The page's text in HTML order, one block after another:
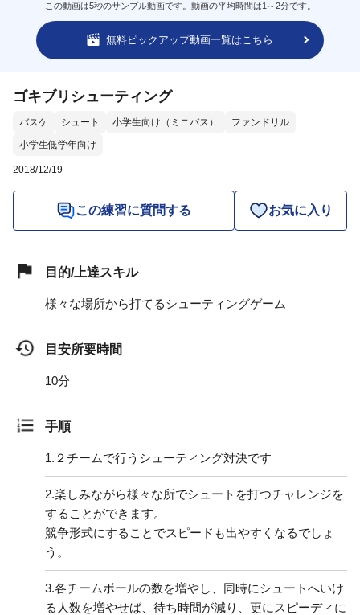
この動画は5秒のサンプル動画です。動画の平均時間は1～2分です。
無料ピックアップ動画一覧はこちら
ゴキブリシューティング
バスケ シュート 小学生向け（ミニバス）
ファンドリル
小学生低学年向け
2018/12/19
この練習に質問する お気に入り
目的/上達スキル
様々な場所から打てるシューティングゲーム
目安所要時間
10分
手順
1. ２チームで行うシューティング対決です
2.楽しみながら様々な所でシュートを打つチャレンジを
することができます。
競争形式にすることでスピードも出やすくなるでしょ
う。
3.各チームボールの数を増やし、同時にシュートへいけ
る人数を増やせば、待ち時間が減り、更にスピーディに